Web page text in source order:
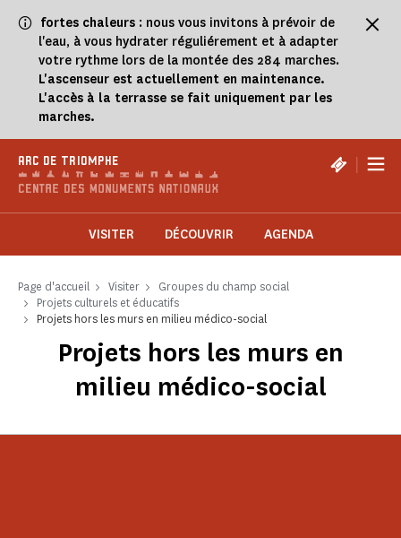
fortes chaleurs : nous vous invitons à prévoir de
l'eau, à vous hydrater réguliérement et à adapter
votre rythme lors de la montée des 284 marches.
L'ascenseur est actuellement en maintenance.
L'accès à la terrasse se fait uniquement par les
marches.
ARC DE TRIOMPHE |
VISITER DÉCOUVRIR AGENDA
Page d'accueil Visiter
Groupes du champ social
Projets culturels et éducatifs
Projets hors les murs en milieu médico-social
Projets hors les murs en
milieu médico-social